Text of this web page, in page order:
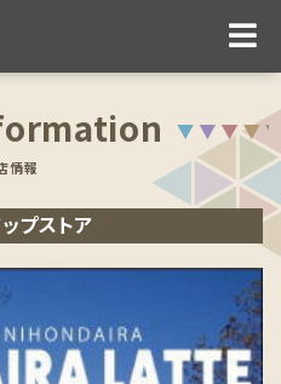
情報
プストア